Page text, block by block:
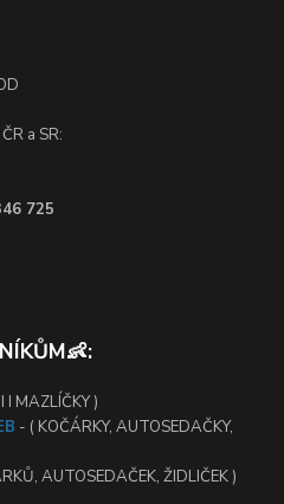
a SR:
725
I MAZLÍČKY )
- ( KOČÁRKY, AUTOSEDAČKY,
AUTOSEDAČEK, ŽIDLIČEK )